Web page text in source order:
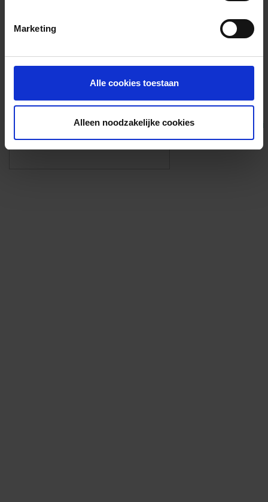
Marketing
Alle cookies toestaan
Alleen noodzakelijke cookies
Foto’s ({{photos.length}})
Eigen foto’s